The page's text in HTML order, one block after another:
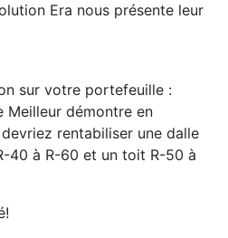
Era nous présente leur
sur votre portefeuille :
Meilleur démontre en
rentabiliser une dalle
40 à R-60 et un toit R-50 à